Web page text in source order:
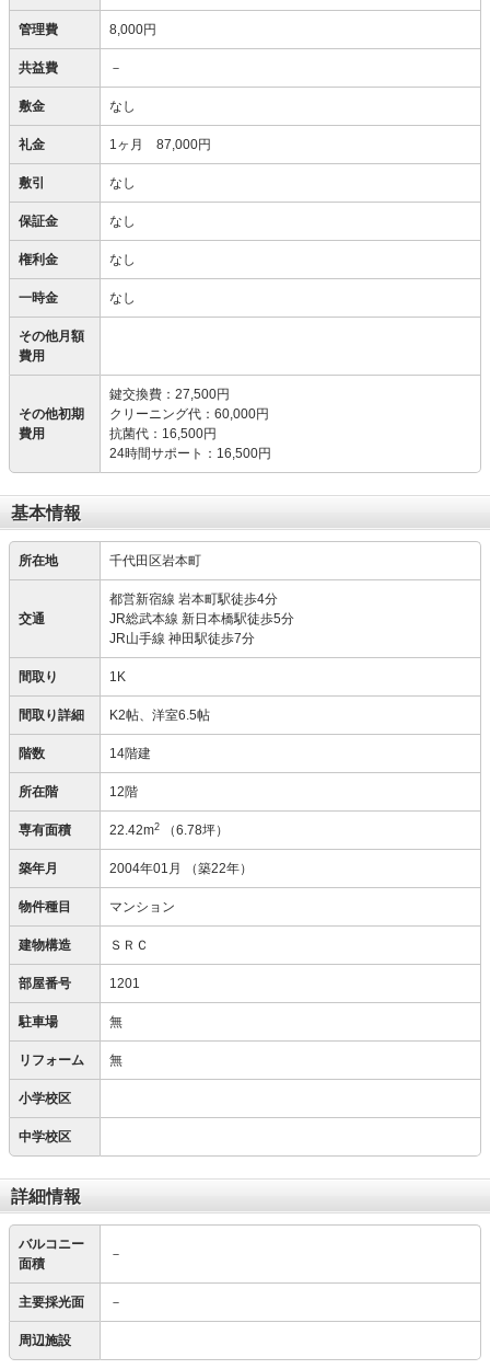
管理費 8,000円
共益費 －
敷金 なし
礼金 1ヶ月 87,000円
敷引 なし
保証金 なし
権利金 なし
一時金 なし
その他月額
費用
その他初期
費用
鍵交換費 ： 27,500円
クリーニング代 ： 60,000円
抗菌代 ： 16,500円
24時間サポート ： 16,500円
基本情報
所在地 千代田区岩本町
交通
都営新宿線 岩本町駅徒歩4分
JR総武本線 新日本橋駅徒歩5分
JR山手線 神田駅徒歩7分
間取り 1K
間取り詳細 K2帖、洋室6.5帖
階数 14階建
所在階 12階
専有面積 22.42m2 （6.78坪）
築年月 2004年01月 （築22年）
物件種目 マンション
建物構造 ＳＲＣ
部屋番号 1201
駐車場 無
リフォーム 無
小学校区
中学校区
詳細情報
バルコニー
面積
－
主要採光面 －
周辺施設